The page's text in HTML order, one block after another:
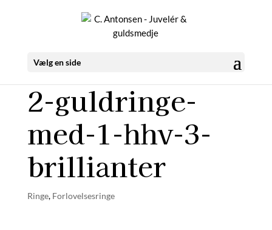
Vælg en side
2-guldringe-
med-1-hhv-3-
brillianter
Ringe, Forlovelsesringe